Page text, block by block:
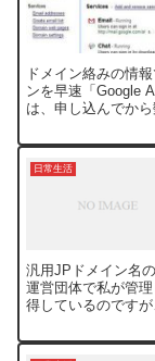
ドメイン絡みの情
ンを早速「Google
は、申し込んでか
日常生活
汎用JPドメイン名
運営団体で私が管
得しているのです